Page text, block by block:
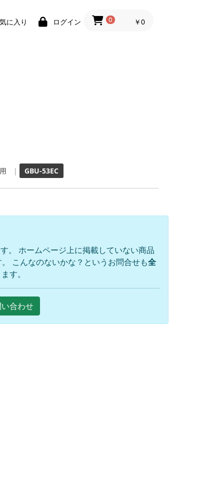
に入り ログイン 0 ￥0
| GBU-53EC
。 ホームページ上に掲載していない商品
んなのないかな？というお問合せも全
す。
合わせ